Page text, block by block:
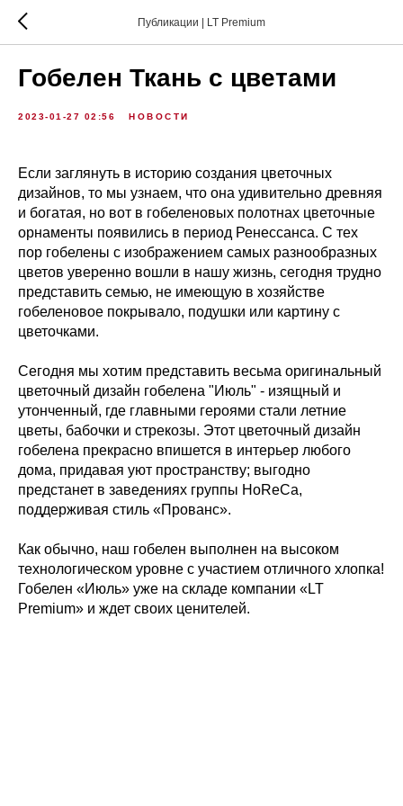
Публикации | LT Premium
Гобелен Ткань с цветами
2023-01-27 02:56 НОВОСТИ
Если заглянуть в историю создания цветочных
дизайнов, то мы узнаем, что она удивительно древняя
и богатая, но вот в гобеленовых полотнах цветочные
орнаменты появились в период Ренессанса. С тех
пор гобелены с изображением самых разнообразных
цветов уверенно вошли в нашу жизнь, сегодня трудно
представить семью, не имеющую в хозяйстве
гобеленовое покрывало, подушки или картину с
цветочками.
Сегодня мы хотим представить весьма оригинальный
цветочный дизайн гобелена "Июль" - изящный и
утонченный, где главными героями стали летние
цветы, бабочки и стрекозы. Этот цветочный дизайн
гобелена прекрасно впишется в интерьер любого
дома, придавая уют пространству; выгодно
предстанет в заведениях группы HoReCa,
поддерживая стиль «Прованс».
Как обычно, наш гобелен выполнен на высоком
технологическом уровне с участием отличного хлопка!
Гобелен «Июль» уже на складе компании «LT
Premium» и ждет своих ценителей.